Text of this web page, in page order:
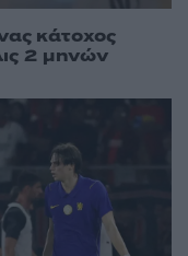
κάτοχος
2 μηνών